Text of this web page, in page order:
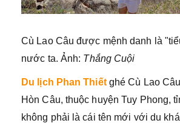
Cù Lao Câu được mệnh danh là
nước ta. Ảnh: Thắng Cuội
Du lịch Phan Thiếtghé Cù Lao
Hòn Câu, thuộc huyện Tuy Phong,
không phải là cái tên mới với du